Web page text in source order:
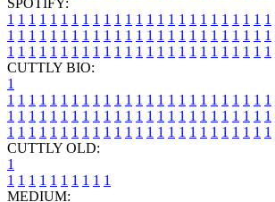
1 1 1 1 1 1 1 1 1 1 1 1 1 1 1 1 1 1 1 1 1 1 1 1 1
1 1 1 1 1 1 1 1 1 1 1 1 1 1 1 1 1 1 1 1 1 1 1 1 1
1 1 1 1 1 1 1 1 1 1 1 1 1 1 1 1 1 1 1 1 1 1 1 1 1
CUTTLY BIO:
1
1 1 1 1 1 1 1 1 1 1 1 1 1 1 1 1 1 1 1 1 1 1 1 1 1
1 1 1 1 1 1 1 1 1 1 1 1 1 1 1 1 1 1 1 1 1 1 1 1 1
1 1 1 1 1 1 1 1 1 1 1 1 1 1 1 1 1 1 1 1 1 1 1 1 1
CUTTLY OLD:
1
1 1 1 1 1 1 1 1 1 1
MEDIUM: